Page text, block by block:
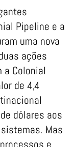
Pipeline e a
uma nova
ações
Colonial
de 4,4
dólares aos
Mas
e